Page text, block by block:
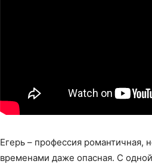
Егерь – профессия романтичная,
временами даже опасная. С